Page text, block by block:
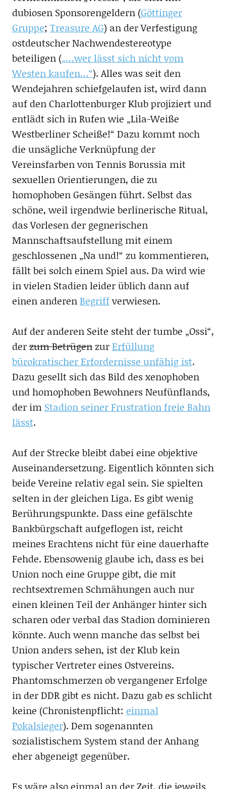
dubiosen Sponsorengeldern (Göttinger
Gruppe; Treasure AG) an der Verfestigung
ostdeutscher Nachwendestereotype
beteiligen („…wer lässt sich nicht vom
Westen kaufen…“). Alles was seit den
Wendejahren schiefgelaufen ist, wird dann
auf den Charlottenburger Klub projiziert und
entlädt sich in Rufen wie „Lila-Weiße
Westberliner Scheiße!“ Dazu kommt noch
die unsägliche Verknüpfung der
Vereinsfarben von Tennis Borussia mit
sexuellen Orientierungen, die zu
homophoben Gesängen führt. Selbst das
schöne, weil irgendwie berlinerische Ritual,
das Vorlesen der gegnerischen
Mannschaftsaufstellung mit einem
geschlossenen „Na und!“ zu kommentieren,
fällt bei solch einem Spiel aus. Da wird wie
in vielen Stadien leider üblich dann auf
einen anderenBegriffverwiesen.
Auf der anderen Seite steht der tumbe „Ossi“,
derzum BetrügenzurErfüllung
bürokratischer Erfordernisse unfähig ist.
Dazu gesellt sich das Bild des xenophoben
und homophoben Bewohners Neufünflands,
der im Stadion seiner Frustration freie Bahn
lässt.
Auf der Strecke bleibt dabei eine objektive
Auseinandersetzung. Eigentlich könnten sich
beide Vereine relativ egal sein. Sie spielten
selten in der gleichen Liga. Es gibt wenig
Berührungspunkte. Dass eine gefälschte
Bankbürgschaft aufgeflogen ist, reicht
meines Erachtens nicht für eine dauerhafte
Fehde. Ebensowenig glaube ich, dass es bei
Union noch eine Gruppe gibt, die mit
rechtsextremen Schmähungen auch nur
einen kleinen Teil der Anhänger hinter sich
scharen oder verbal das Stadion dominieren
könnte. Auch wenn manche das selbst bei
Union anders sehen, ist der Klub kein
typischer Vertreter eines Ostvereins.
Phantomschmerzen ob vergangener Erfolge
in der DDR gibt es nicht. Dazu gab es schlicht
keine (Chronistenpflicht: einmal
Pokalsieger). Dem sogenannten
sozialistischem System stand der Anhang
eher abgeneigt gegenüber.
Es wäre also einmal an der Zeit, die jeweils